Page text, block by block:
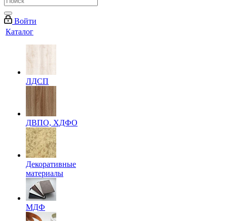
Войти
Каталог
ЛДСП
ДВПО, ХДФО
Декоративные
материалы
МДФ